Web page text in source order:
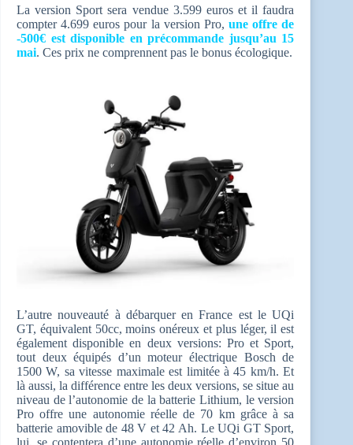
La version Sport sera vendue 3.599 euros et il faudra
compter 4.699 euros pour la version Pro, une offre de
-500€ est disponible en précommande jusqu’au 15
mai. Ces prix ne comprennent pas le bonus écologique.
L’autre nouveauté à débarquer en France est le UQi
GT, équivalent 50cc, moins onéreux et plus léger, il est
également disponible en deux versions: Pro et Sport,
tout deux équipés d’un moteur électrique Bosch de
1500 W, sa vitesse maximale est limitée à 45 km/h. Et
là aussi, la différence entre les deux versions, se situe au
niveau de l’autonomie de la batterie Lithium, le version
Pro offre une autonomie réelle de 70 km grâce à sa
batterie amovible de 48 V et 42 Ah. Le UQi GT Sport,
lui, se contentera d’une autonomie réelle d’environ 50